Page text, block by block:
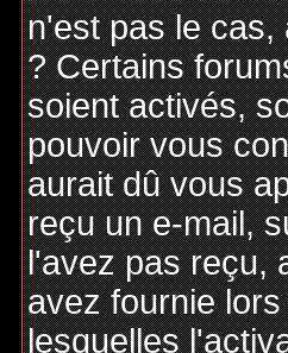
n'est pas le cas,
? Certains
soient activés,
pouvoir vous
aurait dû vous
reçu un e-mail,
l'avez pas reçu,
avez fournie
lesquelles